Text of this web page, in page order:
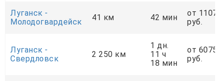
Луганск -
Молодогвардейск
41 км 42 мин
от 1107
руб.
Луганск -
Свердловск
2 250 км
1 дн.
11 ч
18 мин
от
руб.